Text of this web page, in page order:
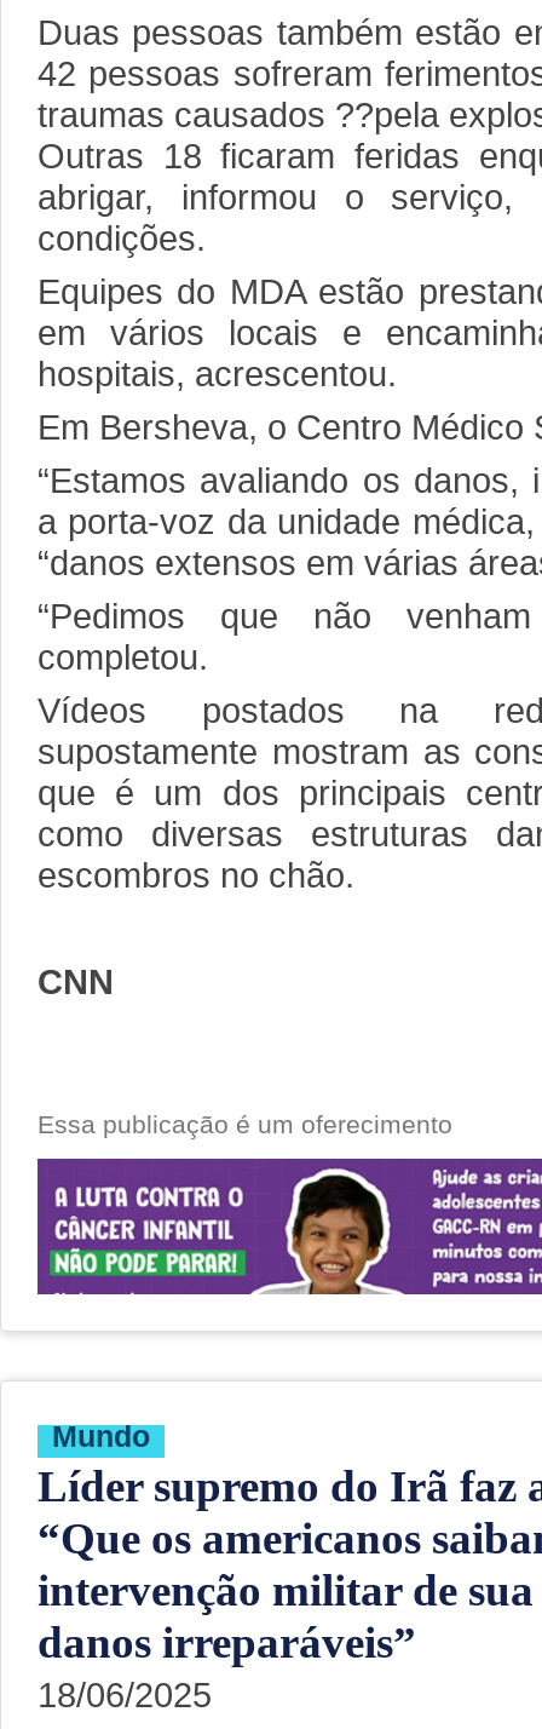
Duas pessoas também estão
42 pessoas sofreram
traumas causados ??pela
Outras 18 ficaram feridas
abrigar, informou o serviço,
condições.
Equipes do MDA estão
em vários locais e
hospitais, acrescentou.
Em Bersheva, o Centro Médico
“Estamos avaliando os danos,
a porta-voz da unidade
“danos extensos em várias
“Pedimos que não
completou.
Vídeos postados na
supostamente mostram as
que é um dos principais
como diversas estruturas
escombros no chão.
CNN
Essa publicação é um oferecimento
Mundo
Líder supremo do Irã faz
“Que os americanos
intervenção militar de
danos irreparáveis”
18/06/2025